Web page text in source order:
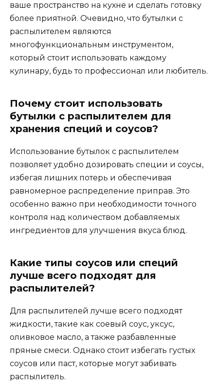
ваше пространство на кухне и сделать готовку
более приятной. Очевидно, что бутылки с
распылителем являются
многофункциональным инструментом,
который стоит использовать каждому
кулинару, будь то профессионал или любитель.
Почему стоит использовать
бутылки с распылителем для
хранения специй и соусов?
Использование бутылок с распылителем
позволяет удобно дозировать специи и соусы,
избегая лишних потерь и обеспечивая
равномерное распределение приправ. Это
особенно важно при необходимости точного
контроля над количеством добавляемых
ингредиентов для улучшения вкуса блюд.
Какие типы соусов или специй
лучше всего подходят для
распылителей?
Для распылителей лучше всего подходят
жидкости, такие как соевый соус, уксус,
оливковое масло, а также разбавленные
пряные смеси. Однако стоит избегать густых
соусов или паст, которые могут забивать
распылитель.